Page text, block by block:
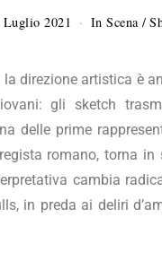
Luglio 2021
o
o
0
2
1
In Scena /
direzione artistica è
gli sketch
delle prime
romano, torna
cambia
in preda ai deliri